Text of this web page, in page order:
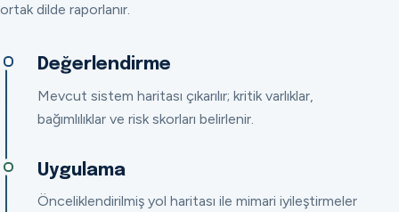
ortak dilde raporlanır.
Değerlendirme
Mevcut sistem haritası çıkarılır; kritik varlıklar,
bağımlılıklar ve risk skorları belirlenir.
Uygulama
Önceliklendirilmiş yol haritası ile mimari iyileştirmeler